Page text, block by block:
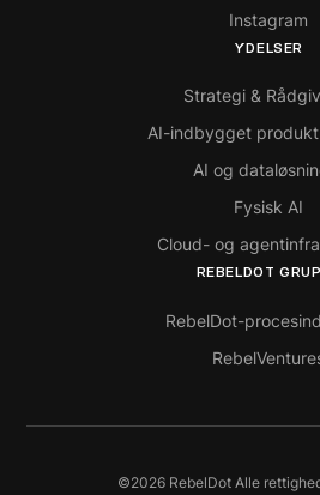
Instagram
YDELSER
Strategi &
AI-indbygget
AI og
Fysisk AI
Cloud- og
REBELDOT
RebelDot-
©2026 RebelDot Alle